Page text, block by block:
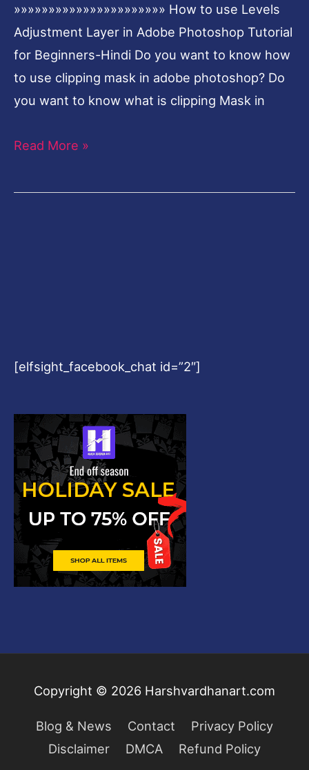
»»»»»»»»»»»»»»»»»»»»»» How to use Levels
Adjustment Layer in Adobe Photoshop Tutorial
for Beginners-Hindi Do you want to know how
to use clipping mask in adobe photoshop? Do
you want to know what is clipping Mask in
Read More »
[elfsight_facebook_chat id=”2″]
Copyright © 2026 Harshvardhanart.com
Blog & News Contact
Privacy Policy
Disclaimer
DMCA Refund Policy